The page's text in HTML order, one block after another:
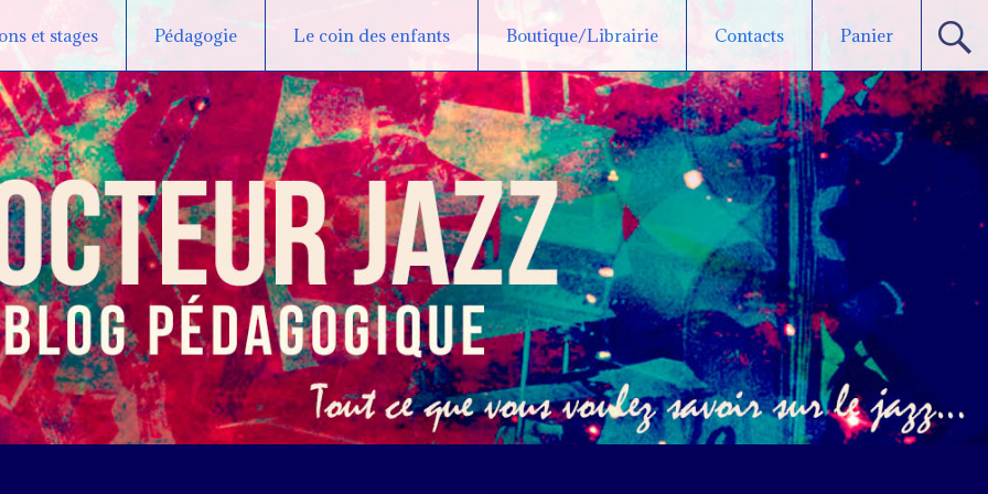
et stages Pédagogie Le coin des enfants Boutique/Librairie Contacts Panier